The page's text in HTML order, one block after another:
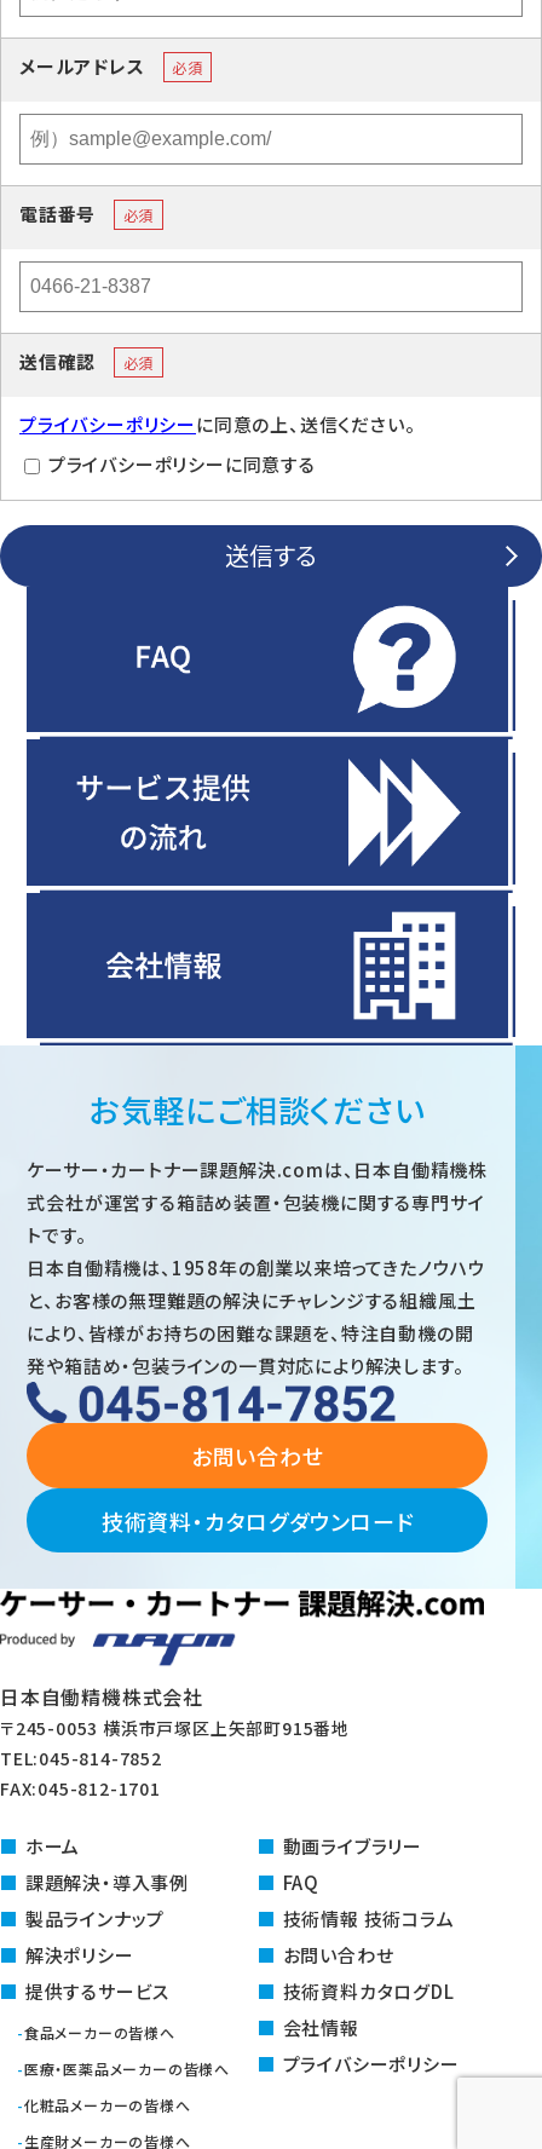
メールアドレス 必須
電話番号 必須
送信確認 必須
プライバシーポリシーに同意の上、送信ください。
プライバシーポリシーに同意する
お気軽にご相談ください
ケーサー・カートナー課題解決.comは、日本自働精機株
式会社が運営する箱詰め装置・包装機に関する専門サイ
トです。
日本自働精機は、1958年の創業以来培ってきたノウハウ
と、お客様の無理難題の解決にチャレンジする組織風土
により、皆様がお持ちの困難な課題を、特注自動機の開
発や箱詰め・包装ラインの一貫対応により解決します。
お問い合わせ
技術資料・カタログダウンロード
日本自働精機株式会社
〒245-0053 横浜市戸塚区上矢部町915番地
TEL:045-814-7852
FAX:045-812-1701
ホーム
課題解決・導入事例
製品ラインナップ
解決ポリシー
提供するサービス
食品メーカーの皆様へ
医療・医薬品メーカーの皆様へ
化粧品メーカーの皆様へ
生産財メーカーの皆様へ
動画ライブラリー
FAQ
技術情報 技術コラム
お問い合わせ
技術資料カタログDL
会社情報
プライバシーポリシー